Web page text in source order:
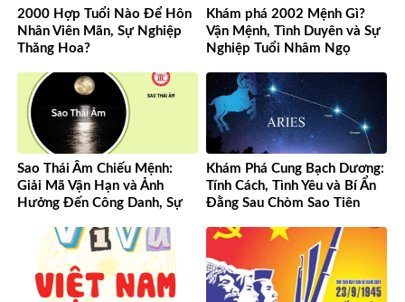
2000 Hợp Tuổi Nào Để Hôn
Nhân Viên Mãn, Sự Nghiệp
Thăng Hoa?
Khám phá 2002 Mệnh Gì?
Vận Mệnh, Tình Duyên và Sự
Nghiệp Tuổi Nhâm Ngọ
Sao Thái Âm Chiếu Mệnh:
Giải Mã Vận Hạn và Ảnh
Hưởng Đến Công Danh, Sự
Khám Phá Cung Bạch Dương:
Tính Cách, Tình Yêu và Bí Ẩn
Đằng Sau Chòm Sao Tiên